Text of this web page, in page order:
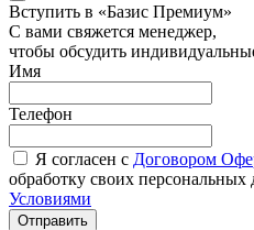
Вступить в «Базис Премиум»
С вами свяжется менеджер,
чтобы обсудить
Имя
Телефон
Я согласен с Договором
обработку своих персональных
Условиями
Отправить